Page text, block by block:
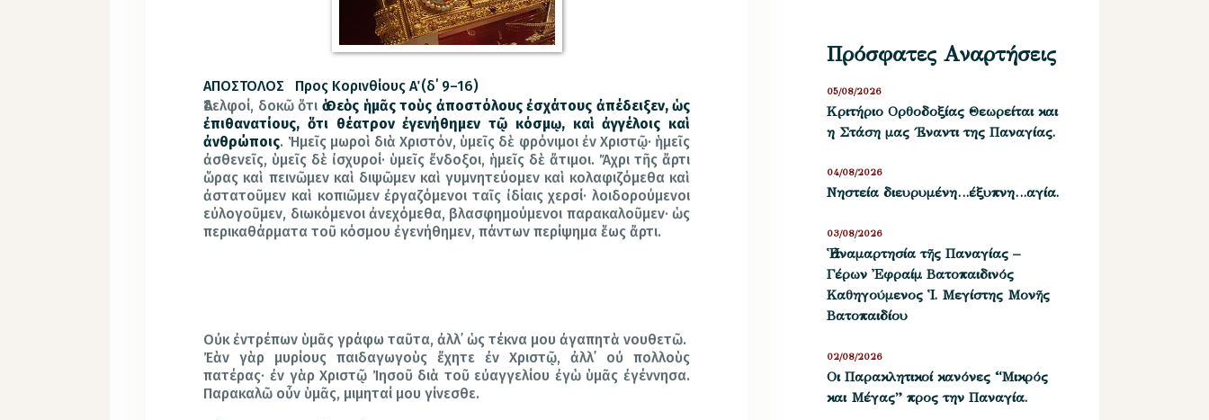
ΑΠΟΣΤΟΛΟΣ Προς Κορινθίους Α΄ (δ΄ 9–16)
Ἀδελφοί, δοκῶ ὅτι ὁ Θεὸς ἡμᾶς τοὺς ἀποστόλους ἐσχάτους ἀπέδειξεν, ὡς
ἐπιθανατίους, ὅτι θέατρον ἐγενήθημεν τῷ κόσμῳ, καὶ ἀγγέλοις καὶ
ἀνθρώποις. Ἡμεῖς μωροὶ διὰ Χριστόν, ὑμεῖς δὲ φρόνιμοι ἐν Χριστῷ· ἡμεῖς
ἀσθενεῖς, ὑμεῖς δὲ ἰσχυροί· ὑμεῖς ἔνδοξοι, ἡμεῖς δὲ ἄτιμοι. Ἄχρι τῆς ἄρτι
ὥρας καὶ πεινῶμεν καὶ διψῶμεν καὶ γυμνητεύομεν καὶ κολαφιζόμεθα καὶ
ἀστατοῦμεν καὶ κοπιῶμεν ἐργαζόμενοι ταῖς ἰδίαις χερσί· λοιδορούμενοι
εὐλογοῦμεν, διωκόμενοι ἀνεχόμεθα, βλασφημούμενοι παρακαλοῦμεν· ὡς
περικαθάρματα τοῦ κόσμου ἐγενήθημεν, πάντων περίψημα ἕως ἄρτι.
Οὐκ ἐντρέπων ὑμᾶς γράφω ταῦτα, ἀλλ᾿ ὡς τέκνα μου ἀγαπητὰ νουθετῶ.
Ἐὰν γὰρ μυρίους παιδαγωγοὺς ἔχητε ἐν Χριστῷ, ἀλλ᾿ οὐ πολλοὺς
πατέρας· ἐν γὰρ Χριστῷ Ἰησοῦ διὰ τοῦ εὐαγγελίου ἐγὼ ὑμᾶς ἐγέννησα.
Παρακαλῶ οὖν ὑμᾶς, μιμηταί μου γίνεσθε.
Πρόσφατες Αναρτήσεις
Kριτήριο Oρθοδοξίας Θεωρείται και
η Στάση μας ΄Εναντι της Παναγίας.
05/08/2026
Νηστεία διευρυμένη…έξυπνη…αγία.
04/08/2026
Ἡ ἀναμαρτησία τῆς Παναγίας –
Γέρων Ἐφραίμ Βατοπαιδινός
Καθηγούμενος Ἱ. Μεγίστης Μονῆς
Βατοπαιδίου
03/08/2026
Οι Παρακλητικοί κανόνες “Μικρός
και Μέγας” προς την Παναγία.
02/08/2026